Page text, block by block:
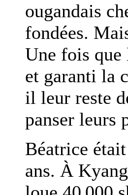
ougandais
fondées.
Une fois que
et garanti la
il leur reste
panser leurs
Béatrice
ans. À